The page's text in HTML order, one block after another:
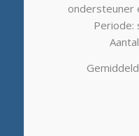
ondersteuner
Periode: